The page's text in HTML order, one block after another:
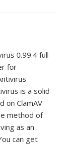
0.99.4 full
for
is a solid
on ClamAV
method of
as an
can get